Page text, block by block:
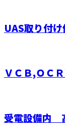
UAS取り付
ＶＣＢ,ＯＣ
受電設備内